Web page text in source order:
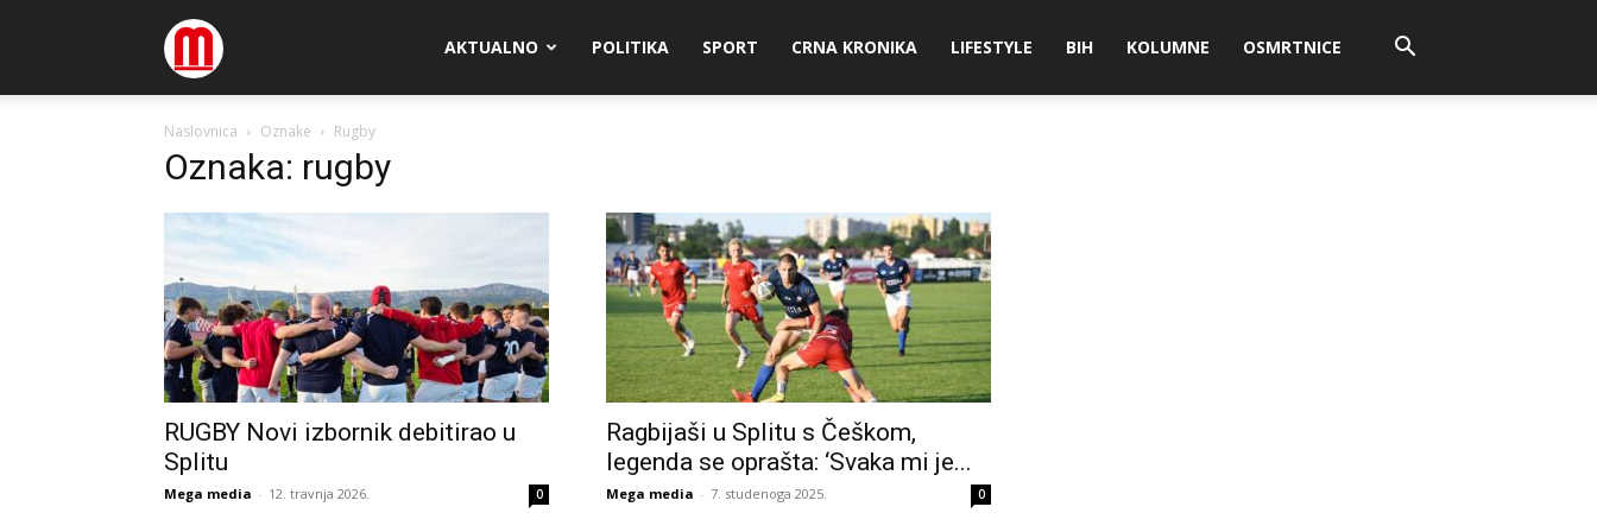
Megamedia AKTUALNO POLITIKA SPORT CRNA KRONIKA LIFESTYLE BIH KOLUMNE OSMRTNICE
Naslovnica Oznake Rugby
Oznaka: rugby
RUGBY Novi izbornik debitirao u
Splitu
Mega media - 12. travnja 2026. 0
Ragbijaši u Splitu s Češkom,
legenda se oprašta: ‘Svaka mi je...
Mega media - 7. studenoga 2025. 0